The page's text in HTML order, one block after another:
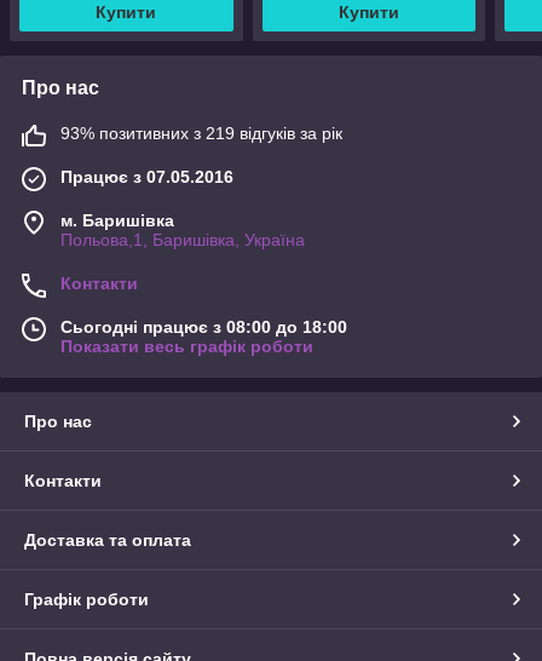
Купити Купити
Про нас
93% позитивних з 219 відгуків за рік
Працює з 07.05.2016
м. Баришівка
Польова,1, Баришівка, Україна
Контакти
Сьогодні працює з 08:00 до 18:00
Показати весь графік роботи
Про нас
Контакти
Доставка та оплата
Графік роботи